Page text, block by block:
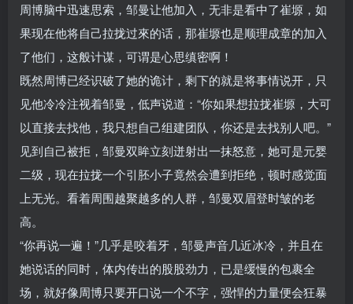
周博脑中迅速思索，邹曼让他加入，无非是看中了崔塬，如
果现在他将自己拉拢过來的话，那崔塬也是顺理成章的加入
了他们，这般计谋，可谓是心思缜密啊！
既然周博已经识破了她的诡计，剩下的就是将事情说开，只
见他冷冷注视着邹曼，低声说道：“你如果想拉拢崔塬，大可
以直接去找他，我只想自己组建团队，你还是去找别人吧。”
见到自己被拒，邹曼双眸立刻迸射出一抹怒意，她可是元婴
二级，现在拉拢一个引胚小子竟然会遭到拒绝，顿时感觉面
上无光。看着周围越聚越多的人群，邹曼双眉登时皱的老
高。
“你再说一遍！”几乎是咬着牙，邹曼声音几近冰冷，并且在
她说话的同时，体内传出的股股劲力，已是缓慢的包裹全
场，就好像周博只要开口说一个不字，强悍的力量便会狂暴